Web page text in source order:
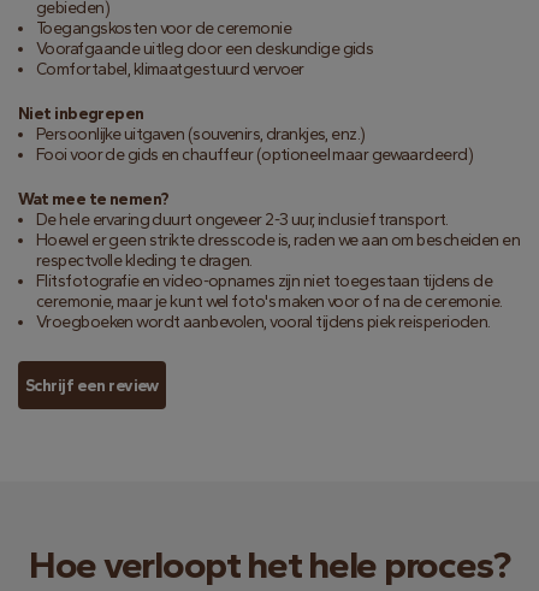
gebieden)
Toegangskosten voor de ceremonie
Voorafgaande uitleg door een deskundige gids
Comfortabel, klimaatgestuurd vervoer
Niet inbegrepen
Persoonlijke uitgaven (souvenirs, drankjes, enz.)
Fooi voor de gids en chauffeur (optioneel maar gewaardeerd)
Wat mee te nemen?
De hele ervaring duurt ongeveer 2-3 uur, inclusief transport.
Hoewel er geen strikte dresscode is, raden we aan om bescheiden en
respectvolle kleding te dragen.
Flitsfotografie en video-opnames zijn niet toegestaan tijdens de
ceremonie, maar je kunt wel foto's maken voor of na de ceremonie.
Vroegboeken wordt aanbevolen, vooral tijdens piek reisperioden.
Schrijf een review
Hoe verloopt het hele proces?